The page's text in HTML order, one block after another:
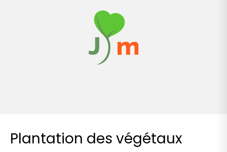
Plantation des végétaux